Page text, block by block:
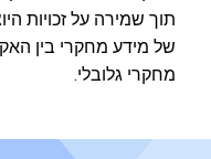
תוך שמירה על זכויות
של מידע מחקרי בין
מחקרי גלובלי.